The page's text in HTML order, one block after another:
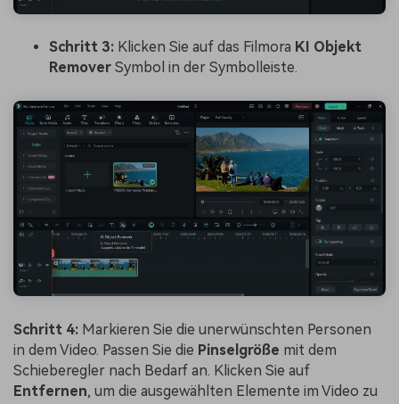
Schritt 3: Klicken Sie auf das Filmora KI Objekt
Remover Symbol in der Symbolleiste.
Schritt 4: Markieren Sie die unerwünschten Personen
in dem Video. Passen Sie die Pinselgröße mit dem
Schieberegler nach Bedarf an. Klicken Sie auf
Entfernen, um die ausgewählten Elemente im Video zu